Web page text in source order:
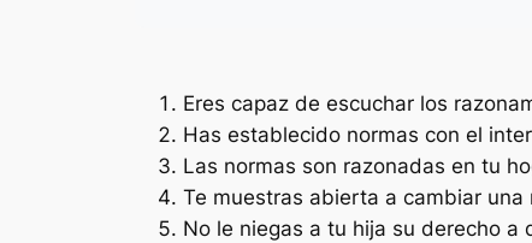
Eres capaz de escuchar los
Has establecido normas con el
Las normas son razonadas en tu
Te muestras abierta a cambiar una
No le niegas a tu hija su derecho a